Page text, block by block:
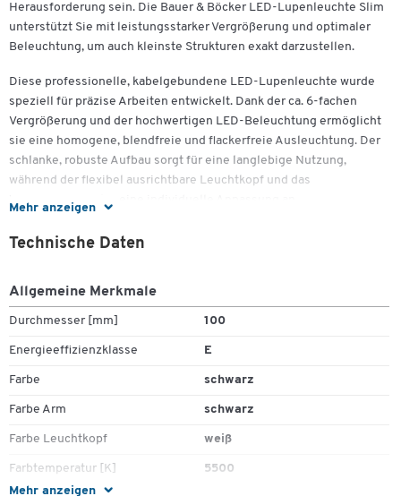
Mehr anzeigen
Herausforderung sein. Die Bauer & Böcker LED-Lupenleuchte Slim
unterstützt Sie mit leistungsstarker Vergrößerung und optimaler
Beleuchtung, um auch kleinste Strukturen exakt darzustellen.
Diese professionelle, kabelgebundene LED-Lupenleuchte wurde
speziell für präzise Arbeiten entwickelt. Dank der ca. 6-fachen
Vergrößerung und der hochwertigen LED-Beleuchtung ermöglicht
sie eine homogene, blendfreie und flackerfreie Ausleuchtung. Der
schlanke, robuste Aufbau sorgt für eine langlebige Nutzung,
während der flexibel ausrichtbare Leuchtkopf und das
Vergrößerungsglas eine individuelle Anpassung an
geschützt. Dies macht sie besonders geeignet für anspruchsvolle
Umgebungen, in denen höchste Zuverlässigkeit gefragt ist. Der
magnethaftenden Oberflächen und erleichtert so eine stabile
Befestigung.
Die Kombination aus einer Leistung von 7,5 Watt, einem Lichtstrom
5500 Kelvin schafft ideale Lichtverhältnisse für exakte Arbeiten.
Zudem gewährleistet die LED-Technologie eine lange Lebensdauer
von bis zu 50.000 Stunden. Die LED-Lupenleuchte Slim ist somit
Mehr anzeigen
Technische Daten
Allgemeine Merkmale
Durchmesser [mm] 100
Energieeffizienzklasse E
Farbe schwarz
Farbe Arm schwarz
Farbe Leuchtkopf weiß
Farbtemperatur [K] 5500